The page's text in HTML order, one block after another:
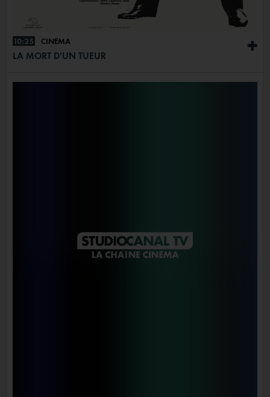
+
10:25 CINÉMA
LA MORT D'UN TUEUR